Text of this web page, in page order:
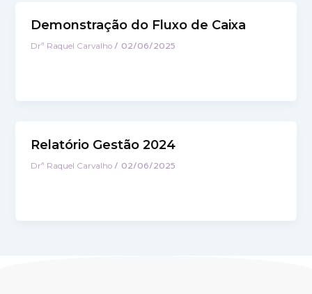
Demonstração do Fluxo de Caixa
Drª Raquel Carvalho/ 02/06/2025
Relatório Gestão 2024
Drª Raquel Carvalho/ 02/06/2025